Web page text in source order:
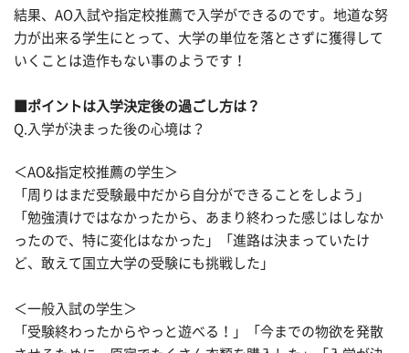
結果、AO入試や指定校推薦で入学ができるのです。地道な努
力が出来る学生にとって、大学の単位を落とさずに獲得して
いくことは造作もない事のようです！
■ポイントは入学決定後の過ごし方は？
Q.入学が決まった後の心境は？
＜AO&指定校推薦の学生＞
「周りはまだ受験最中だから自分ができることをしよう」
「勉強漬けではなかったから、あまり終わった感じはしなか
ったので、特に変化はなかった」「進路は決まっていたけ
ど、敢えて国立大学の受験にも挑戦した」
＜一般入試の学生＞
「受験終わったからやっと遊べる！」「今までの物欲を発散